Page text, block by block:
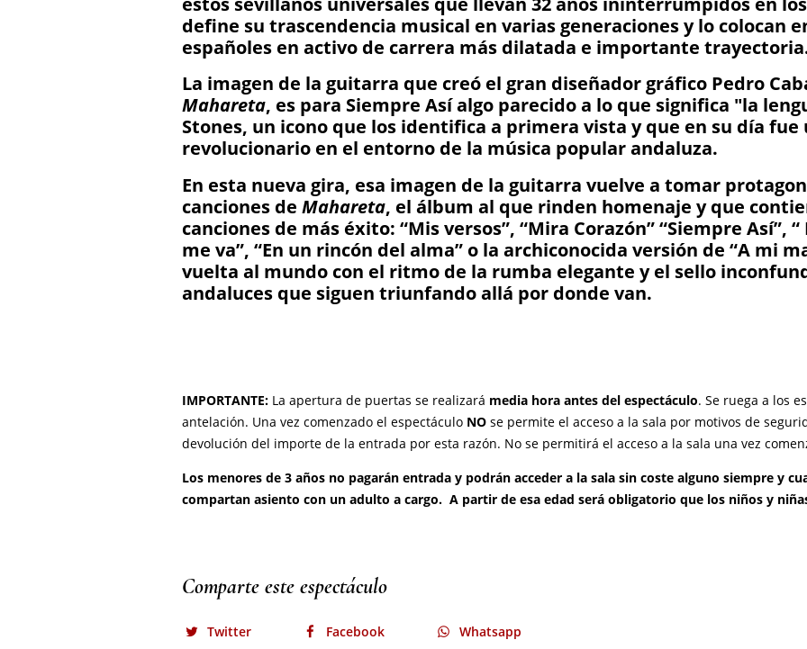
Comparte este espectáculo
Twitter Facebook Whatsapp